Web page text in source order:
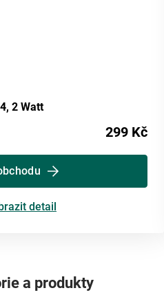
2 Watt
299 Kč
detail
a produkty